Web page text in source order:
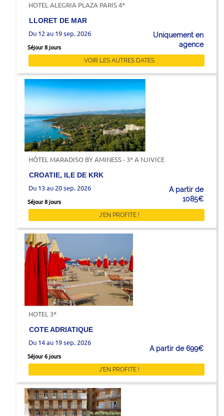
HOTEL ALEGRIA PLAZA PARIS 4*
LLORET DE MAR
Du 12 au 19 sep. 2026
Séjour 8 jours
Uniquement en
agence
VOIR LES AUTRES DATES
HÔTEL MARADISO BY AMINESS - 3* A NJIVICE
CROATIE, ILE DE KRK
Du 13 au 20 sep. 2026
Séjour 8 jours
A partir de
1085€
J'EN PROFITE !
HOTEL 3*
COTE ADRIATIQUE
Du 14 au 19 sep. 2026
Séjour 6 jours
A partir de 699€
J'EN PROFITE !